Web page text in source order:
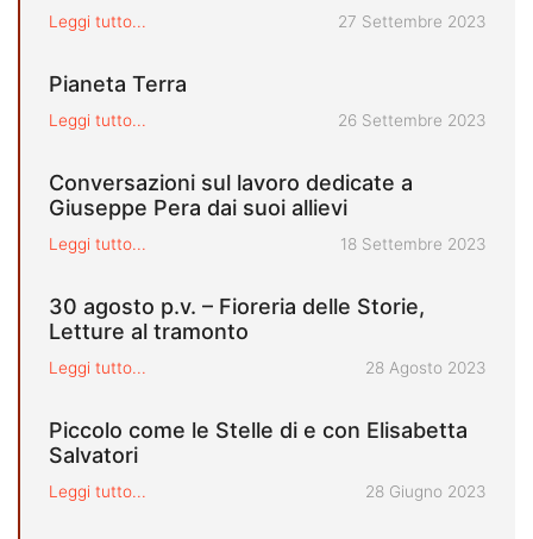
Leggi tutto... Pubblicato il
27 Settembre 2023
Pianeta Terra
Leggi tutto... Pubblicato il
26 Settembre 2023
Conversazioni sul lavoro dedicate a
Giuseppe Pera dai suoi allievi
Leggi tutto... Pubblicato il
18 Settembre 2023
30 agosto p.v. – Fioreria delle Storie,
Letture al tramonto
Leggi tutto... Pubblicato il
28 Agosto 2023
Piccolo come le Stelle di e con Elisabetta
Salvatori
Leggi tutto... Pubblicato il
28 Giugno 2023